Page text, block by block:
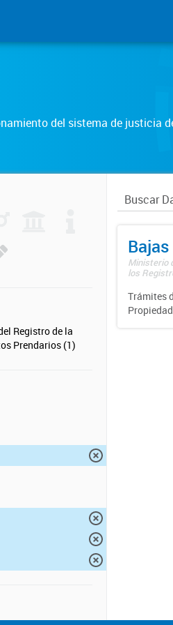
del sistema de justicia
Registro de la
Prendarios (1)
Ministerio
los
Trámites